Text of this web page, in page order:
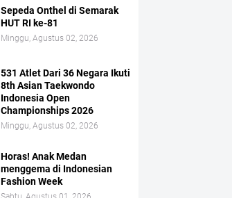
Sepeda Onthel di Semarak
HUT RI ke-81
Minggu, Agustus 02, 2026
531 Atlet Dari 36 Negara Ikuti
8th Asian Taekwondo
Indonesia Open
Championships 2026
Minggu, Agustus 02, 2026
Horas! Anak Medan
menggema di Indonesian
Fashion Week